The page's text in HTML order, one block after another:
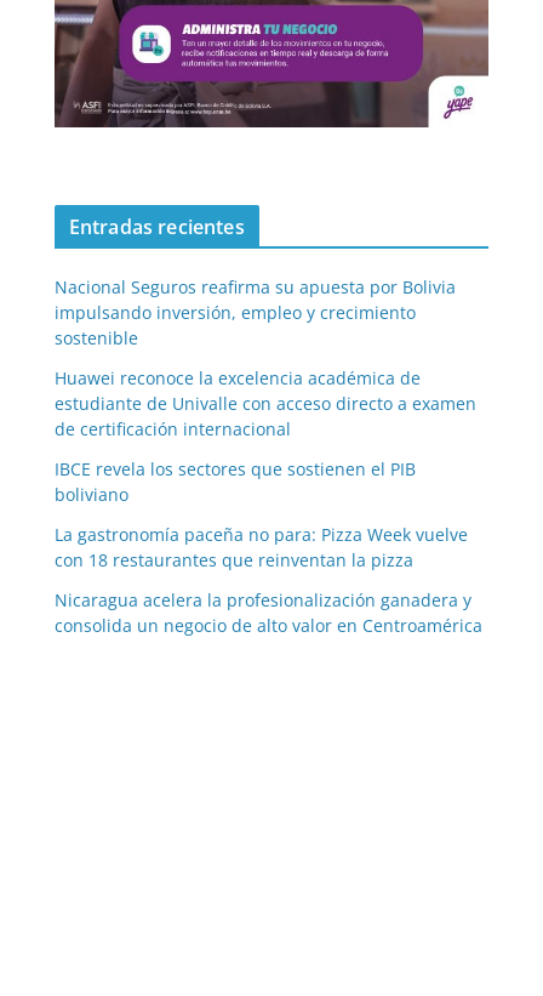
Entradas recientes
Nacional Seguros reafirma su apuesta por Bolivia
impulsando inversión, empleo y crecimiento
sostenible
Huawei reconoce la excelencia académica de
estudiante de Univalle con acceso directo a examen
de certificación internacional
IBCE revela los sectores que sostienen el PIB
boliviano
La gastronomía paceña no para: Pizza Week vuelve
con 18 restaurantes que reinventan la pizza
Nicaragua acelera la profesionalización ganadera y
consolida un negocio de alto valor en Centroamérica